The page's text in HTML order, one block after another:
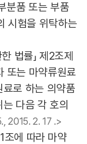
분품 또는 부품
시험을 위탁하는
법률」 제2조제
또는 마약류원료
로 하는 의약품
다음 각 호의
2015. 2. 17 .>
조에 따라 마약